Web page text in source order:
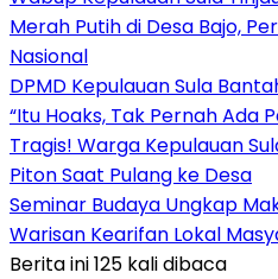
Merah Putih di Desa Bajo,
Nasional
DPMD Kepulauan Sula
“Itu Hoaks, Tak Pernah Ada
Tragis! Warga Kepulauan
Piton Saat Pulang ke Desa
Seminar Budaya Ungkap
Warisan Kearifan Lokal
Berita ini 125 kali dibaca